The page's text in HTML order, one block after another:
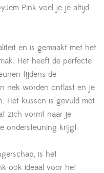
Pink voel je je altijd
en is gemaakt met het
Het heeft de perfecte
tijdens de
nek worden ontlast en je
Het kussen is gevuld met
zich vormt naar je
ondersteuning krijgt.
is het
ook ideaal voor het